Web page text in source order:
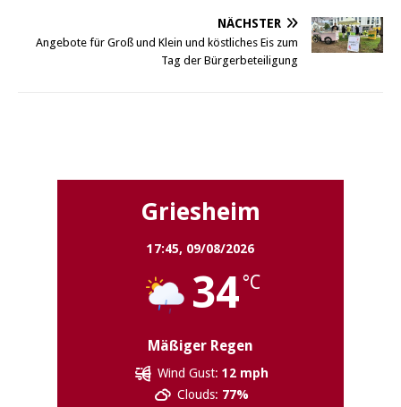
NÄCHSTER
Angebote für Groß und Klein und köstliches Eis zum
Tag der Bürgerbeteiligung
Griesheim
17:45, 09/08/2026
34°C
Mäßiger Regen
Wind Gust: 12 mph
Clouds: 77%